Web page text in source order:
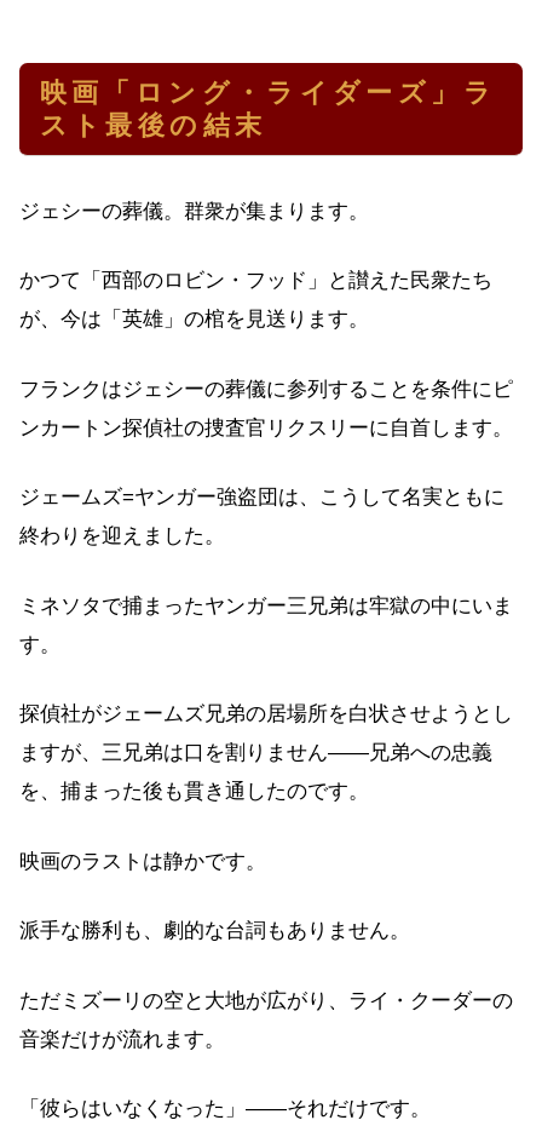
映画「ロング・ライダーズ」ラ
スト最後の結末
ジェシーの葬儀。群衆が集まります。
かつて「西部のロビン・フッド」と讃えた民衆たち
が、今は「英雄」の棺を見送ります。
フランクはジェシーの葬儀に参列することを条件にピ
ンカートン探偵社の捜査官リクスリーに自首します。
ジェームズ=ヤンガー強盗団は、こうして名実ともに
終わりを迎えました。
ミネソタで捕まったヤンガー三兄弟は牢獄の中にいま
す。
探偵社がジェームズ兄弟の居場所を白状させようとし
ますが、三兄弟は口を割りません——兄弟への忠義
を、捕まった後も貫き通したのです。
映画のラストは静かです。
派手な勝利も、劇的な台詞もありません。
ただミズーリの空と大地が広がり、ライ・クーダーの
音楽だけが流れます。
「彼らはいなくなった」——それだけです。